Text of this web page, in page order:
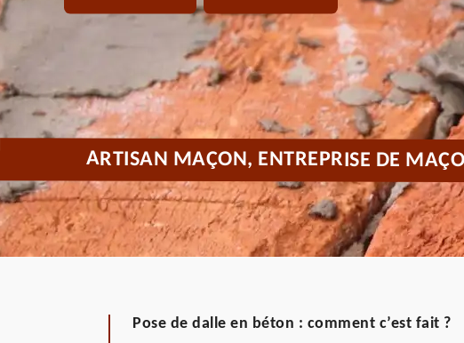
ARTISAN MAÇON, ENTREPRISE DE
Pose de dalle en béton : comment c’est fait ?